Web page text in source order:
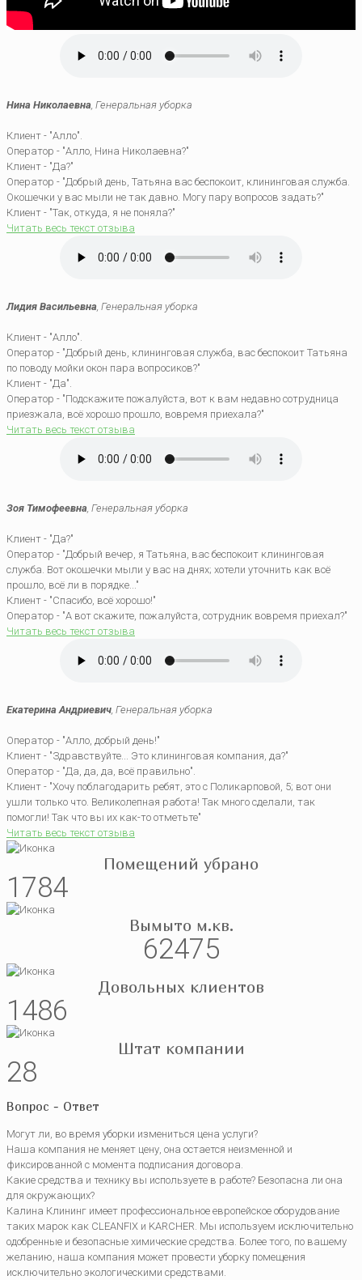
Нина Николаевна, Генеральная уборка
Клиент - "Алло".
Оператор - "Алло, Нина Николаевна?"
Клиент - "Да?"
Оператор - "Добрый день, Татьяна вас беспокоит, клининговая служба.
Окошечки у вас мыли не так давно. Могу пару вопросов задать?"
Клиент - "Так, откуда, я не поняла?"
Читать весь текст отзыва
Лидия Васильевна, Генеральная уборка
Клиент - "Алло".
Оператор - "Добрый день, клининговая служба, вас беспокоит Татьяна
по поводу мойки окон пара вопросиков?"
Клиент - "Да".
Оператор - "Подскажите пожалуйста, вот к вам недавно сотрудница
приезжала, всё хорошо прошло, вовремя приехала?"
Читать весь текст отзыва
Зоя Тимофеевна, Генеральная уборка
Клиент - "Да?"
Оператор - "Добрый вечер, я Татьяна, вас беспокоит клининговая
служба. Вот окошечки мыли у вас на днях; хотели уточнить как всё
прошло, всё ли в порядке..."
Клиент - "Спасибо, всё хорошо!"
Оператор - "А вот скажите, пожалуйста, сотрудник вовремя приехал?"
Читать весь текст отзыва
Екатерина Андриевич, Генеральная уборка
Оператор - "Алло, добрый день!"
Клиент - "Здравствуйте... Это клининговая компания, да?"
Оператор - "Да, да, да, всё правильно".
Клиент - "Хочу поблагодарить ребят, это с Поликарповой, 5; вот они
ушли только что. Великолепная работа! Так много сделали, так
помогли! Так что вы их как-то отметьте"
Читать весь текст отзыва
Помещений убрано
1784
Вымыто м.кв.
62475
Довольных клиентов
1486
Штат компании
28
Вопрос - Ответ
Могут ли, во время уборки измениться цена услуги?
Наша компания не меняет цену, она остается неизменной и
фиксированной с момента подписания договора.
Какие средства и технику вы используете в работе? Безопасна ли она
для окружающих?
Калина Клининг имеет профессиональное европейское оборудование
таких марок как CLEANFIX и KARCHER. Мы используем исключительно
одобренные и безопасные химические средства. Более того, по вашему
желанию, наша компания может провести уборку помещения
исключительно экологическими средствами.